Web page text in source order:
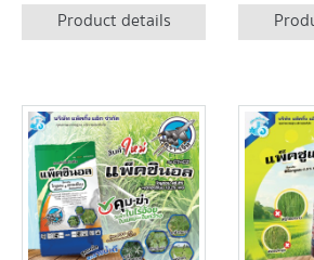
Product details